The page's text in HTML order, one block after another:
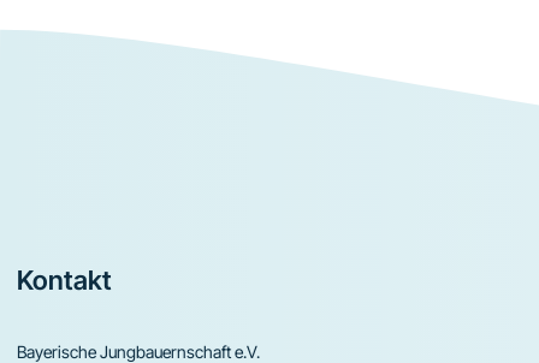
Footer
Kontakt
Bayerische Jungbauernschaft e.V.